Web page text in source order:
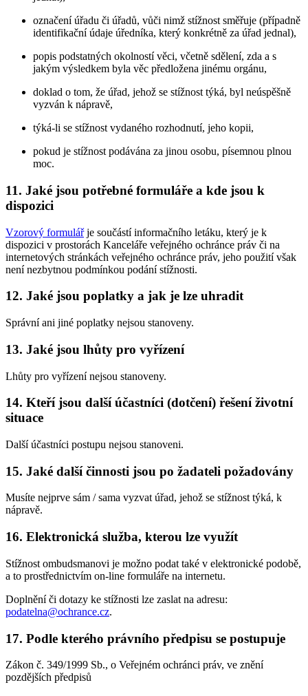
označení úřadu či úřadů, vůči nimž stížnost směřuje (případně
identifikační údaje úředníka, který konkrétně za úřad jednal),
popis podstatných okolností věci, včetně sdělení, zda a s
jakým výsledkem byla věc předložena jinému orgánu,
doklad o tom, že úřad, jehož se stížnost týká, byl neúspěšně
vyzván k nápravě,
týká-li se stížnost vydaného rozhodnutí, jeho kopii,
pokud je stížnost podávána za jinou osobu, písemnou plnou
moc.
11. Jaké jsou potřebné formuláře a kde jsou k
dispozici
Vzorový formulářje součástí informačního letáku, který je k
dispozici v prostorách Kanceláře veřejného ochránce práv či na
internetových stránkách veřejného ochránce práv, jeho použití však
není nezbytnou podmínkou podání stížnosti.
12. Jaké jsou poplatky a jak je lze uhradit
Správní ani jiné poplatky nejsou stanoveny.
13. Jaké jsou lhůty pro vyřízení
Lhůty pro vyřízení nejsou stanoveny.
14. Kteří jsou další účastníci (dotčení) řešení životní
situace
Další účastníci postupu nejsou stanoveni.
15. Jaké další činnosti jsou po žadateli požadovány
Musíte nejprve sám / sama vyzvat úřad, jehož se stížnost týká, k
nápravě.
16. Elektronická služba, kterou lze využít
Stížnost ombudsmanovi je možno podat také v elektronické podobě,
a to prostřednictvím on-line formuláře na internetu.
Doplnění či dotazy ke stížnosti lze zaslat na adresu:
podatelna@ochrance.cz.
17. Podle kterého právního předpisu se postupuje
Zákon č. 349/1999 Sb., o Veřejném ochránci práv, ve znění
pozdějších předpisů